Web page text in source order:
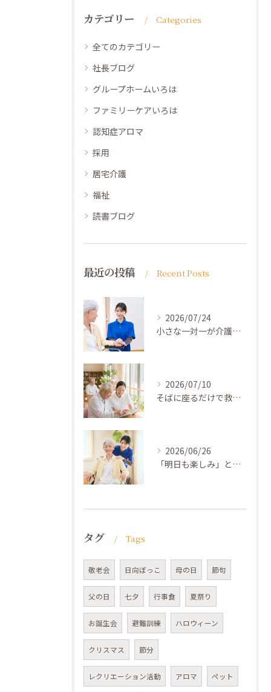
カテゴリー Categories
全てのカテゴリー
社長ブログ
グループホームいろは
ファミリーケアいろは
認知症アロマ
採用
居宅介護
福祉
読書ブログ
最近の投稿 Recent Posts
2026/07/24
小さな一対一が介護を変える ─ 「ひとりの人間」として向き合う力
2026/07/10
そばに座るだけで救われる ─ 「放っておかれない安心」を届ける介護
2026/06/26
「明日も楽しみ」と思える介護 ─ケアプランの先にあるゴール
タグ Tags
敬老会 日向ぼっこ 母の日 節句
父の日 七夕 行事食 夏祭り
お誕生会 避難訓練 ハロウィーン
クリスマス 節分
レクリエーション活動 アロマ ペット